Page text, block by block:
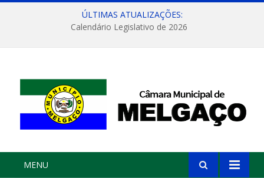
ÚLTIMAS ATUALIZAÇÕES:
Calendário Legislativo de 2026
MENU